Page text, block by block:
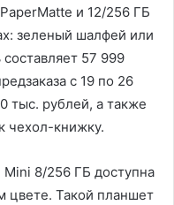
и 12/256 ГБ
зеленый шалфей или
57 999
с 19 по 26
тыс. рублей, а также
чехол-книжку.
Mini 8/256 ГБ доступна
цвете. Такой планшет